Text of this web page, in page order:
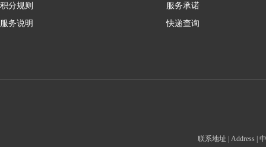
积分规则
服务说明
服务承诺
快递查询
联系地址 | Address |